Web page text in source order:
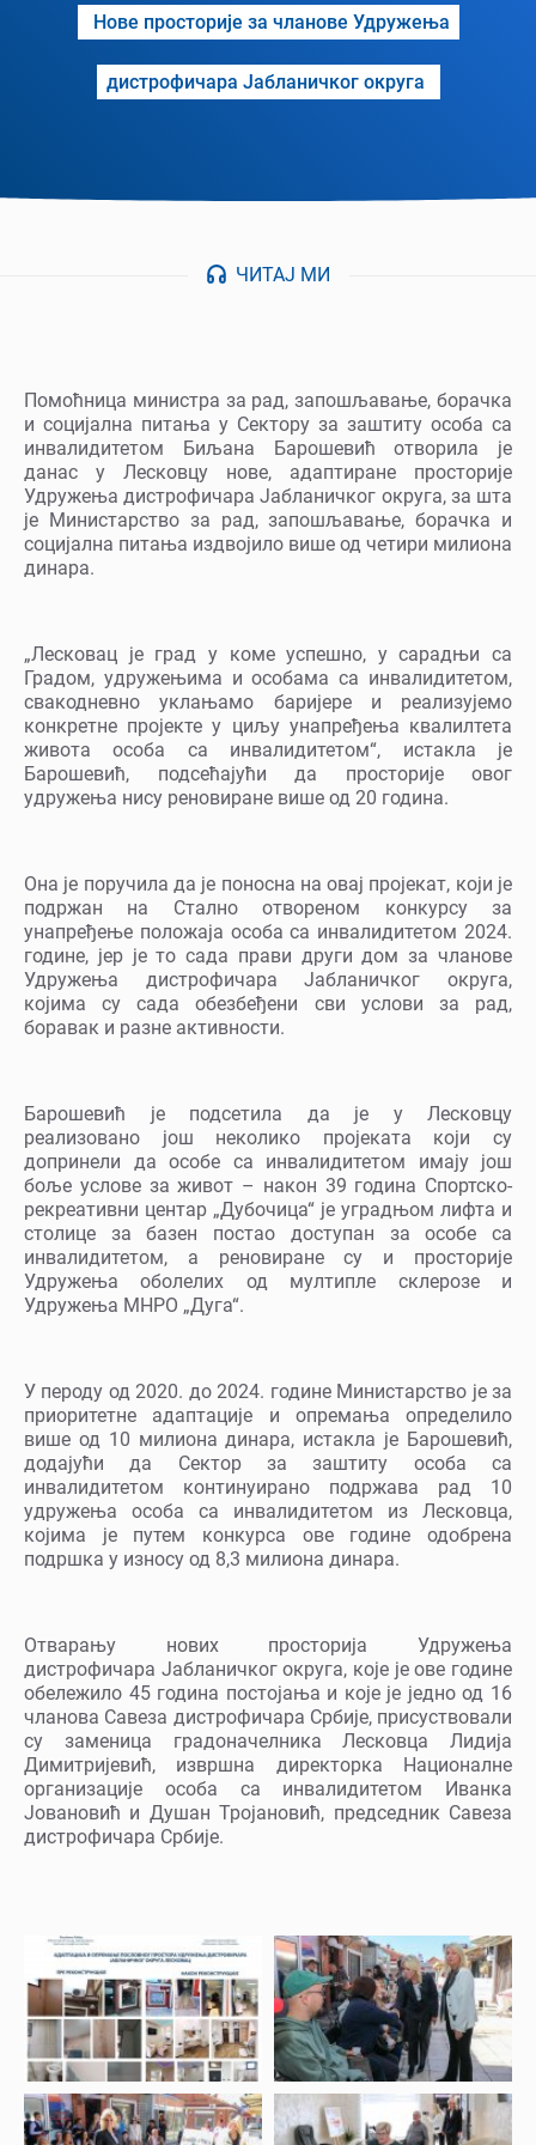
Нове просторије за чланове Удружења
дистрофичара Јабланичког округа
ЧИТАЈ МИ
Помоћница министра за рад, запошљавање, борачка
и социјална питања у Сектору за заштиту особа са
инвалидитетом Биљана Барошевић отворила је
данас у Лесковцу нове, адаптиране просторије
Удружења дистрофичара Јабланичког округа, за шта
је Министарство за рад, запошљавање, борачка и
социјална питања издвојило више од четири милиона
динара.
„Лесковац је град у коме успешно, у сарадњи са
Градом, удружењима и особама са инвалидитетом,
свакодневно уклањамо баријере и реализујемо
конкретне пројекте у циљу унапређења квалилтета
живота особа са инвалидитетом“, истакла је
Барошевић, подсећајући да просторије овог
удружења нису реновиране више од 20 година.
Она је поручила да је поносна на овај пројекат, који је
подржан на Стално отвореном конкурсу за
унапређење положаја особа са инвалидитетом 2024.
године, јер је то сада прави други дом за чланове
Удружења дистрофичара Јабланичког округа,
којима су сада обезбеђени сви услови за рад,
боравак и разне активности.
Барошевић је подсетила да је у Лесковцу
реализовано још неколико пројеката који су
допринели да особе са инвалидитетом имају још
боље услове за живот – након 39 година Спортско-
рекреативни центар „Дубочица“ је уградњом лифта и
столице за базен постао доступан за особе са
инвалидитетом, а реновиране су и просторије
Удружења оболелих од мултипле склерозе и
Удружења МНРО „Дуга“.
У пероду од 2020. до 2024. године Министарство је за
приоритетне адаптације и опремања определило
више од 10 милиона динара, истакла је Барошевић,
додајући да Сектор за заштиту особа са
инвалидитетом континуирано подржава рад 10
удружења особа са инвалидитетом из Лесковца,
којима је путем конкурса ове године одобрена
подршка у износу од 8,3 милиона динара.
Отварању нових просторија Удружења
дистрофичара Јабланичког округа, које је ове године
обележило 45 година постојања и које је једно од 16
чланова Савеза дистрофичара Србије, присуствовали
су заменица градоначелника Лесковца Лидија
Димитријевић, извршна директорка Националне
организације особа са инвалидитетом Иванка
Јовановић и Душан Тројановић, председник Савеза
дистрофичара Србије.